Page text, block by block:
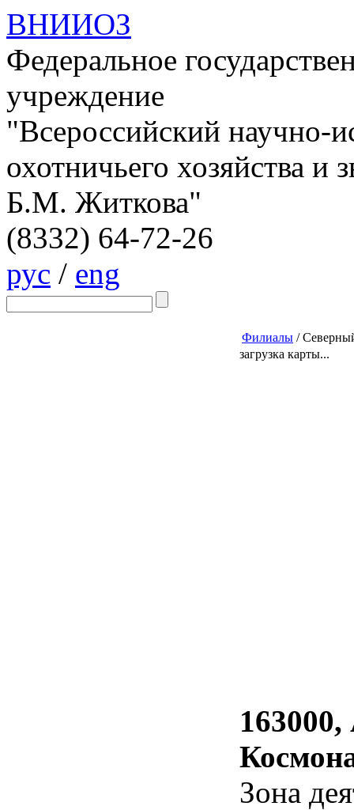
ВНИИОЗ
Федеральное
учреждение
"Всероссийский научно-
охотничьего хозяйства и
Б.М. Житкова"
(8332) 64-72-26
рус / eng
Филиалы /
загрузка карты...
Зона